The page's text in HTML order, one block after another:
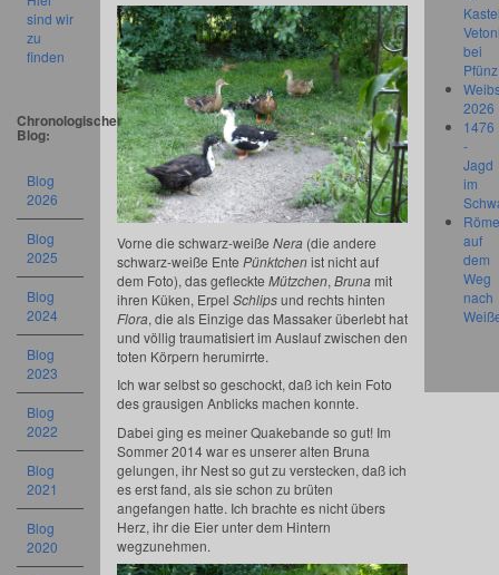
Vorne die schwarz-weiße Nera (die andere
schwarz-weiße Ente Pünktchenist nicht auf
dem Foto), das gefleckte Mützchen, Bruna mit
ihren Küken, Erpel Schlipsund rechts hinten
Flora, die als Einzige das Massaker überlebt hat
und völlig traumatisiert im Auslauf zwischen den
toten Körpern herumirrte.
Ich war selbst so geschockt, daß ich kein Foto
des grausigen Anblicks machen konnte.
Dabei ging es meiner Quakebande so gut! Im
Sommer 2014 war es unserer alten Bruna
gelungen, ihr Nest so gut zu verstecken, daß ich
es erst fand, als sie schon zu brüten
angefangen hatte. Ich brachte es nicht übers
Herz, ihr die Eier unter dem Hintern
wegzunehmen.
sind wir
zu
finden
Chronologischer
Blog:
Blog
2026
Blog
2025
Blog
2024
Blog
2023
Blog
2022
Blog
2021
Blog
2020
bei
Pfünz
2026
1476
-
Jagd
im
auf
dem
Weg
nach